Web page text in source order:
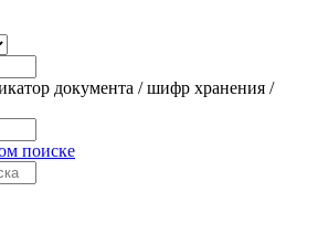
документа / шифр хранения /
поиске